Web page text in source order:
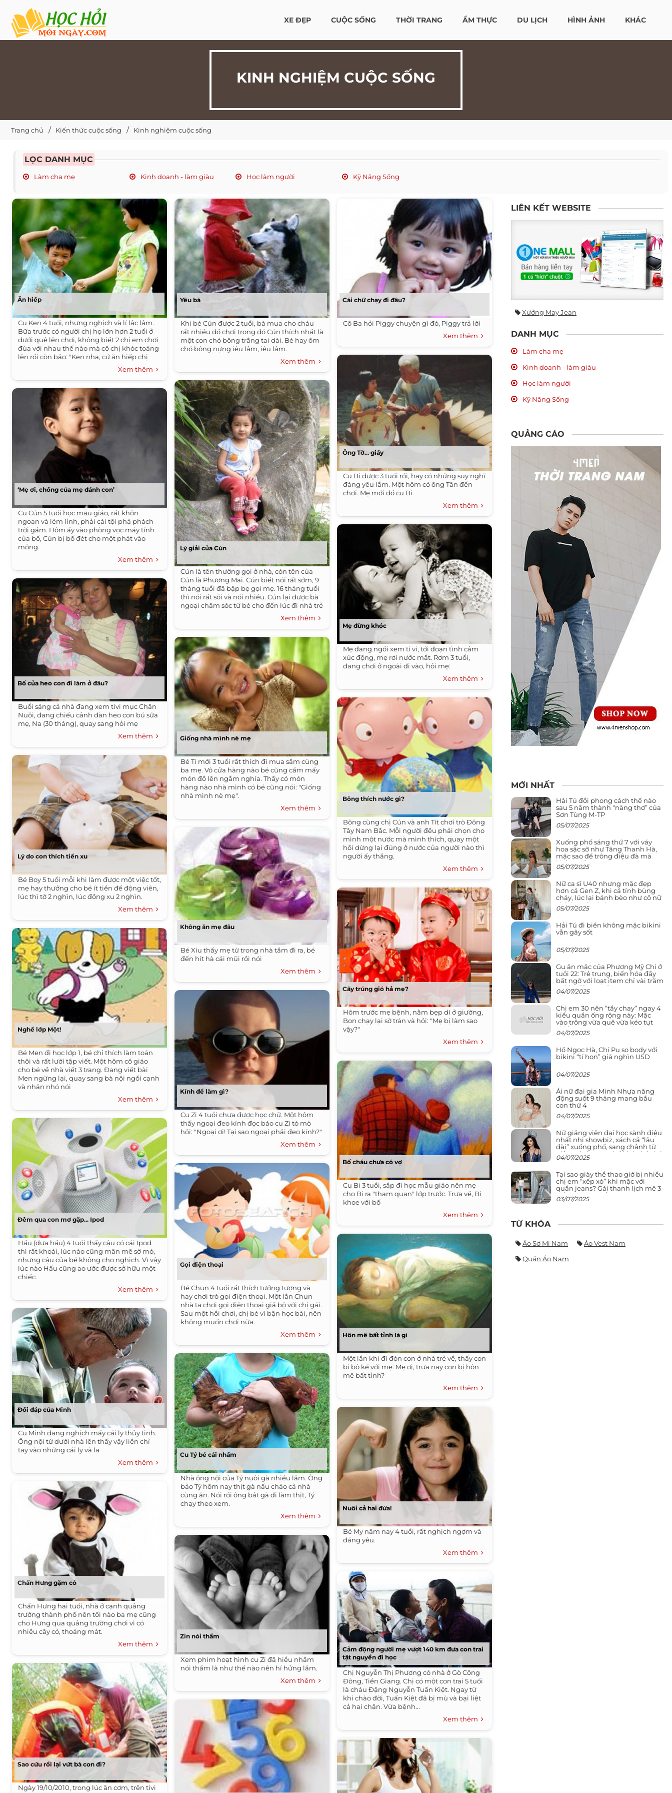
XE ĐẸP CUỘC SỐNG THỜI TRANG ẨM THỰC DU LỊCH HÌNH ẢNH KHÁC
KINH NGHIỆM CUỘC SỐNG
Trang chủ Kiến thức cuộc sống Kinh nghiệm cuộc sống
LỌC DANH MỤC
Làm cha mẹ Kinh doanh - làm giàu Học làm người Kỹ Năng Sống
Ăn hiếp
Cu Ken 4 tuổi, nhưng nghịch và lí lắc lắm.
Bữa trước có người chị họ lớn hơn 2 tuổi ở
dưới quê lên chơi, không biết 2 chị em chơi
đùa với nhau thế nào mà cô chị khóc toáng
lên rồi còn bảo: "Ken nha, cứ ăn hiếp chị
Xem thêm
‘Mẹ ơi, chồng của mẹ đánh con’
Cu Cún 5 tuổi học mẫu giáo, rất khôn
ngoan và lém lỉnh, phải cái tội phá phách
trời gầm. Hôm ấy vào phòng vọc máy tính
của bố, Cún bị bố đét cho một phát vào
mông.
Xem thêm
Bố của heo con đi làm ở đâu?
Buổi sáng cả nhà đang xem tivi mục Chăn
Nuôi, đang chiếu cảnh đàn heo con bú sữa
mẹ, Na (30 tháng), quay sang hỏi mẹ
Xem thêm
Lý do con thích tiền xu
Bé Boy 5 tuổi mỗi khi làm được một việc tốt,
mẹ hay thưởng cho bé ít tiền để động viên,
lúc thì tờ 2 nghìn, lúc đồng xu 2 nghìn.
Xem thêm
Nghề lớp Một!
Bé Men đi học lớp 1, bé chỉ thích làm toán
thôi và rất lười tập viết. Một hôm cô giáo
cho bé về nhà viết 3 trang. Đang viết bài
Men ngừng lại, quay sang bà nội ngồi cạnh
và nhăn nhó nói
Xem thêm
Đêm qua con mơ gặp... Ipod
Hấu (dưa hấu) 4 tuổi thấy cậu có cái Ipod
thì rất khoái, lúc nào cũng mân mê sờ mó,
nhưng cậu của bé không cho nghịch. Vì vậy
lúc nào Hấu cũng ao ước được sở hữu một
chiếc.
Xem thêm
Đối đáp của Minh
Cu Minh đang nghịch mấy cái ly thủy tinh.
Ông nội từ dưới nhà lên thấy vậy liền chỉ
tay vào những cái ly và la
Xem thêm
Chấn Hưng gặm cỏ
Chấn Hưng hai tuổi, nhà ở cạnh quảng
trường thành phố nên tối nào ba mẹ cũng
cho Hưng qua quảng trường chơi vì có
nhiều cây cỏ, thoáng mát.
Xem thêm
Sao cứu rồi lại vứt bà con đi?
Ngày 19/10/2010, trong lúc ăn cơm, trên tivi
Yêu bà
Khi bé Cún được 2 tuổi, bà mua cho cháu
rất nhiều đồ chơi trong đó Cún thích nhất là
một con chó bông trắng tai dài. Bé hay ôm
chó bông nựng iêu lắm, iêu lắm.
Xem thêm
Lý giải của Cún
Cún là tên thường gọi ở nhà, còn tên của
Cún là Phương Mai. Cún biết nói rất sớm, 9
tháng tuổi đã bập bẹ gọi mẹ. 16 tháng tuổi
thì nói rất sõi và nói nhiều. Cún lại được bà
ngoại chăm sóc từ bé cho đến lúc đi nhà trẻ
Xem thêm
Giống nhà mình nè mẹ
Bé Ti mới 3 tuổi rất thích đi mua sắm cùng
ba mẹ. Vô cửa hàng nào bé cũng cầm mấy
món đồ lên ngắm nghía. Thấy có món
hàng nào nhà mình có bé cũng nói: "Giống
nhà mình nè mẹ".
Xem thêm
Không ăn mẹ đâu
Bé Xiu thấy mẹ từ trong nhà tắm đi ra, bé
đến hít hà cái mũi rồi nói
Xem thêm
Kính để làm gì?
Cu Zi 4 tuổi chưa được học chữ. Một hôm
thấy ngoại đeo kính đọc báo cu Zi tò mò
hỏi: "Ngoại ơi! Tại sao ngoại phải đeo kính?"
Xem thêm
Gọi điện thoại
Bé Chun 4 tuổi rất thích tưởng tượng và
hay chơi trò gọi điện thoại. Một lần Chun
nhà ta chơi gọi điện thoại giả bộ với chị gái.
Sau một hồi chơi, chị bé vì bận học bài, nên
không muốn chơi nữa.
Xem thêm
Cu Tý bé cái nhầm
Nhà ông nội của Tý nuôi gà nhiều lắm. Ông
bảo Tý hôm nay thịt gà nấu cháo cả nhà
cùng ăn. Nói rồi ông bắt gà đi làm thịt, Tý
chạy theo xem.
Xem thêm
Zin nói thầm
Xem phim hoạt hình cu Zi đã hiểu nhầm
nói thầm là như thế nào nên hí hửng lắm.
Xem thêm
Cái chữ chạy đi đâu?
Cô Ba hỏi Piggy chuyện gì đó, Piggy trả lời
Xem thêm
Ông Tờ... giấy
Cu Bi được 3 tuổi rồi, hay có những suy nghĩ
đáng yêu lắm. Một hôm có ông Tân đến
chơi. Mẹ mới đố cu Bi
Xem thêm
Mẹ đừng khóc
Mẹ đang ngồi xem ti vi, tới đoạn tình cảm
xúc động, mẹ rơi nước mắt. Rơm 3 tuổi,
đang chơi ở ngoài đi vào, hỏi mẹ:
Xem thêm
Bông thích nước gì?
Bông cùng chị Cún và anh Tít chơi trò Đông
Tây Nam Bắc. Mỗi người đều phải chọn cho
mình một nước mà mình thích, quay một
hồi dừng lại đúng ở nước của người nào thì
người ấy thắng.
Xem thêm
Cây trúng gió hả mẹ?
Hôm trước mẹ bệnh, nằm bẹp dí ở giường,
Bon chạy lại sờ trán và hỏi: "Mẹ bị làm sao
vậy?"
Xem thêm
Bố cháu chưa có vợ
Cu Bi 3 tuổi, sắp đi học mẫu giáo nên mẹ
cho Bi ra "tham quan" lớp trước. Trưa về, Bi
khoe với bố
Xem thêm
Hôn mê bất tỉnh là gì
Một lần khi đi đón con ở nhà trẻ về, thấy con
bi bô kể với mẹ: Mẹ ơi, trưa nay con bị hôn
mê bất tỉnh?
Xem thêm
Nuôi cả hai đứa!
Bé My năm nay 4 tuổi, rất nghịch ngợm và
đáng yêu.
Xem thêm
Cảm động người mẹ vượt 140 km đưa con trai
tật nguyền đi học
Chị Nguyễn Thị Phương có nhà ở Gò Công
Đông, Tiền Giang. Chị có một con trai 5 tuổi
là cháu Đặng Nguyễn Tuấn Kiệt. Ngay từ
khi chào đời, Tuấn Kiệt đã bị mù và bại liệt
cả hai chân. Vừa bệnh...
Xem thêm
LIÊN KẾT WEBSITE
Xưởng May Jean
DANH MỤC
Làm cha mẹ
Kinh doanh - làm giàu
Học làm người
Kỹ Năng Sống
QUẢNG CÁO
MỚI NHẤT
Hải Tú đổi phong cách thế nào
sau 5 năm thành “nàng thơ” của
Sơn Tùng M-TP
05/07/2025
Xuống phố sáng thứ 7 với váy
hoa sặc sỡ như Tăng Thanh Hà,
mặc sao để trông điệu đà mà
không sến
05/07/2025
Nữ ca sĩ U40 nhưng mặc đẹp
hơn cả Gen Z, khi cá tính bùng
cháy, lúc lại bánh bèo như cô nữ
chính ngôn tình
05/07/2025
Hải Tú đi biển không mặc bikini
vẫn gây sốt
05/07/2025
Gu ăn mặc của Phương Mỹ Chi ở
tuổi 22: Trẻ trung, biến hóa đầy
bất ngờ với loạt item chỉ vài trăm
nghìn đã mua được
04/07/2025
Chị em 30 nên “tẩy chay” ngay 4
kiểu quần ống rộng này: Mặc
vào trông vừa quê vừa kéo tụt
chiều cao
04/07/2025
Hồ Ngọc Hà, Chi Pu so body với
bikini “tí hon” giá nghìn USD
04/07/2025
Ái nữ đại gia Minh Nhựa năng
động suốt 9 tháng mang bầu
con thứ 4
04/07/2025
Nữ giảng viên đại học sành điệu
nhất nhì showbiz, xách cả “lâu
đài” xuống phố, sang chảnh từ
giảng đường ra phố khó ai đọ lại
04/07/2025
Tại sao giày thể thao giờ bị nhiều
chị em “xếp xó” khi mặc với
quần jeans? Gái thanh lịch mê 3
kiểu này hơn hẳn
03/07/2025
TỪ KHÓA
Áo Sơ Mi Nam
Áo Vest Nam
Quần Áo Nam